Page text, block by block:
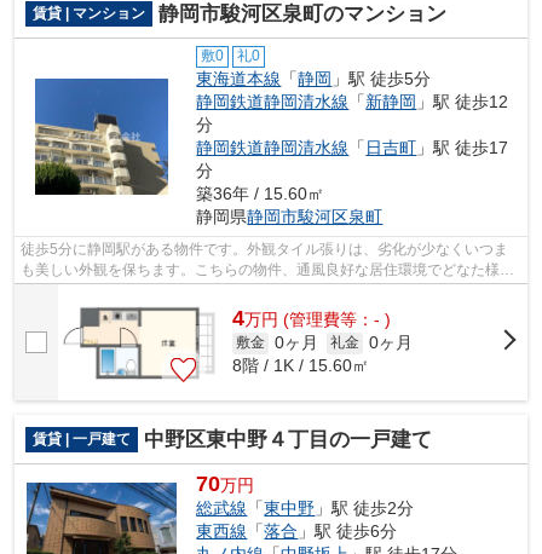
賃貸 | マンション 静岡市駿河区泉町のマンション
敷0 礼0
東海道本線 「静岡 」駅 徒歩5分
静岡鉄道静岡清水線 「新静岡 」駅 徒歩12
分
静岡鉄道静岡清水線 「 日吉町 」駅 徒歩17
分
築36年 / 15.60㎡
静岡県静岡市駿河区泉町
徒歩5分に静岡駅がある物件です。外観タイル張りは、劣化が少なくいつま
も美しい外観を保ちます。こちらの物件、通風良好な居住環境でどなた様の
健康にも良いおすすめの物件です。眺望...
4万円 (管理費等：- )
敷金 0ヶ月 礼金 0ヶ月
8階 / 1K / 15.60㎡
賃貸 | 一戸建て 中野区東中野４丁目の一戸建て
70万円
総武線 「東中野 」駅 徒歩2分
東西線 「落合 」駅 徒歩6分